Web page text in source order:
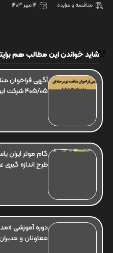
مناقصه و مزایده 14 مهر 1403
شاید خواندن این مطالب هم
آگهی فراخوان
405/05 شرکت ایران یاسا تایر و رابر
گام موثر ایران
طرح اندازه گیری
دوره آموزشی
معاونان و